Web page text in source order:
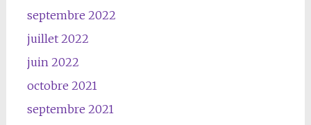
septembre 2022
juillet 2022
juin 2022
octobre 2021
septembre 2021